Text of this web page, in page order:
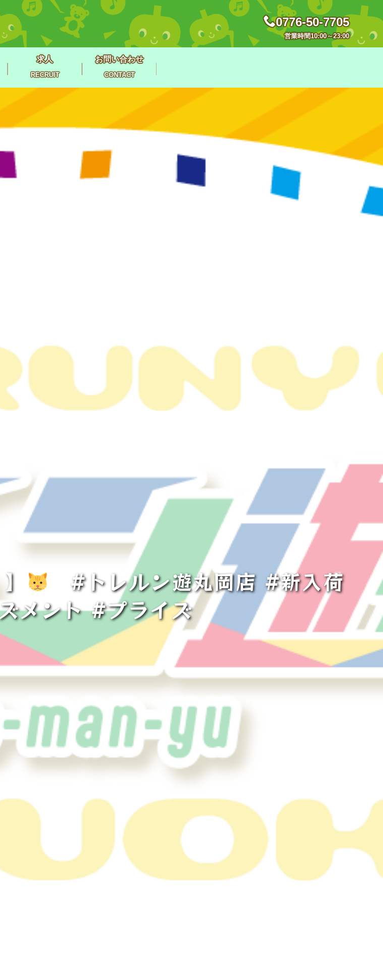
0776-50-7705
営業時間10:00～23:00
求人
RECRUIT
お問い合わせ
CONTACT
】
#トレルン遊丸岡店 #新入荷
メント #プライズ